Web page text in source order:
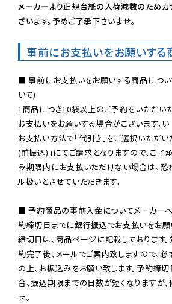
メーカーより正規台紙の入荷減数のためカ
ざいます。予めご了承下さいませ。
事前にお支払いをお願いする
■ 事前にお支払いをお願いする商品につ
いて)
1商品につき10袋以上のご予約をいただい
お支払いをお願いする場合がございます。い
お支払い方法で「代引き」をご選択いただい
(前振込)」にてご請求となりますので、ご了
み期限内にお支払いただけない場合は、恐
ル扱いとさせていただきます。
■ 予約商品の事前入金についてメーカー
約締切日までに銀行振込でお支払いをお願
締切日は、商品ページに記載しております
約完了後、メールでご案内致しますので、
の上、お振込みをお願い致します。予約締
合、振込期限までの日数が短くなりますが
せ。